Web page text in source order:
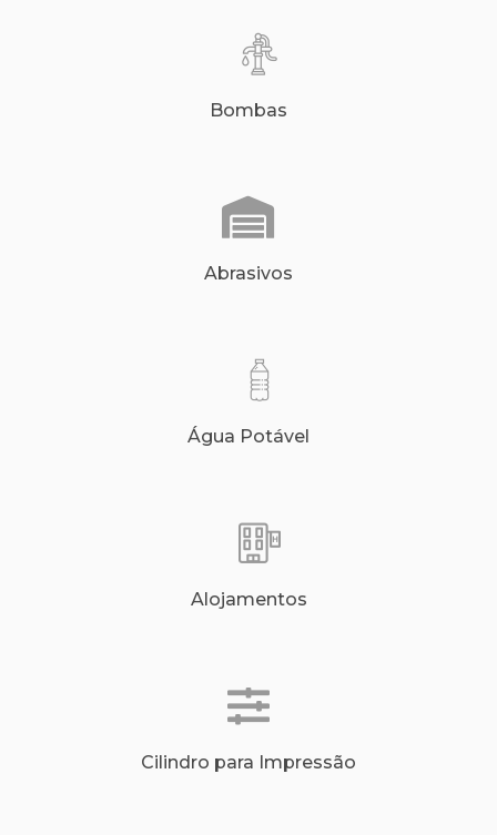
Bombas
Abrasivos
Água Potável
Alojamentos
Cilindro para Impressão